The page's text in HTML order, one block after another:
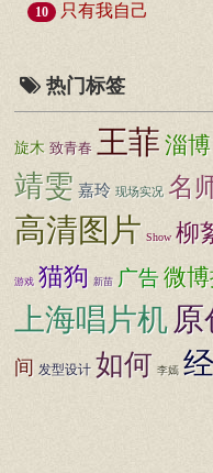
10 只有我自己
热门标签
旋木 致青春 王菲淄博
靖雯 嘉玲 现场实况 名
高清图片 Show 柳
游戏 猫狗 新苗 广告微
上海唱片机 原
间 发型设计 如何 李嫣